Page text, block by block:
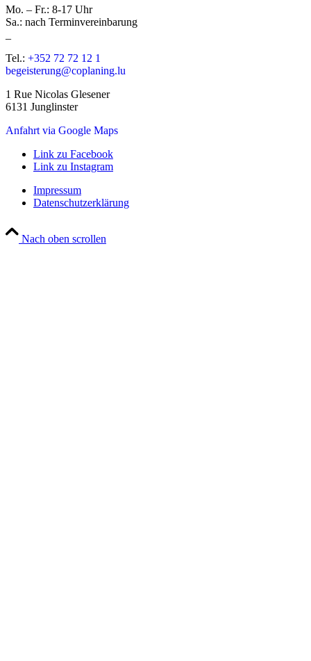
Mo. – Fr.: 8-17 Uhr
Sa.: nach Terminvereinbarung
Tel.: +352 72 72 12 1
begeisterung@coplaning.lu
1 Rue Nicolas Glesener
6131 Junglinster
Anfahrt via Google Maps
Link zu Facebook
Link zu Instagram
Impressum
Datenschutzerklärung
Nach oben scrollen